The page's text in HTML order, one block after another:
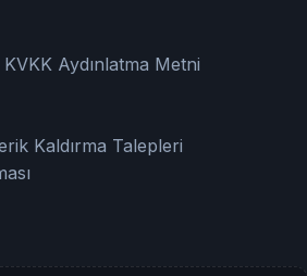
Aydınlatma Metni
Kaldırma Talepleri